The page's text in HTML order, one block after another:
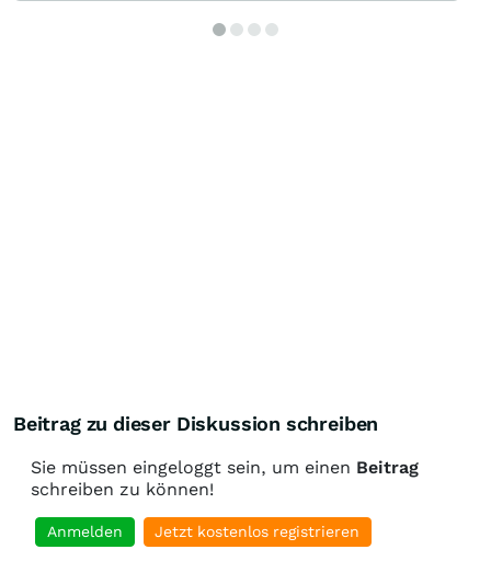
Beitrag zu dieser Diskussion schreiben
Sie müssen eingeloggt sein, um einen Beitrag
schreiben zu können!
Anmelden Jetzt kostenlos registrieren